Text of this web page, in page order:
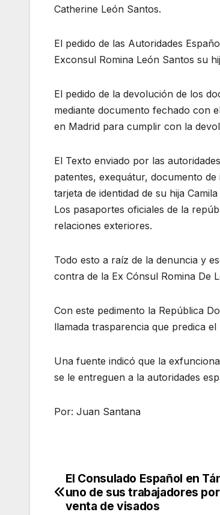
Catherine León Santos.
El pedido de las Autoridades
Exconsul Romina León Santos su
El pedido de la devolución de los
mediante documento fechado con
en Madrid para cumplir con la
El Texto enviado por las
patentes, exequátur, documento
tarjeta de identidad de su hija
Los pasaportes oficiales de la
relaciones exteriores.
Todo esto a raíz de la denuncia y
contra de la Ex Cónsul Romina De
Con este pedimento la República
llamada trasparencia que predica
Una fuente indicó que la
se le entreguen a la autoridades
Por: Juan Santana
Navegación
de
El Consulado Español en
uno de sus trabajadores
venta de visados